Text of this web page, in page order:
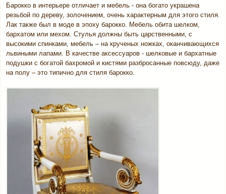
Барокко в интерьере отличает и мебель - она богато украшена
резьбой по дереву, золочением, очень характерным для этого стиля.
Лак также был в моде в эпоху барокко. Мебель обита шелком,
бархатом или мехом. Стулья должны быть царственными, с
высокими спинками, мебель – на крученых ножках, оканчивающихся
львиными лапами. В качестве аксессуаров - шелковые и бархатные
подушки с богатой бахромой и кистями разбросанные повсюду, даже
на полу – это типично для стиля барокко.